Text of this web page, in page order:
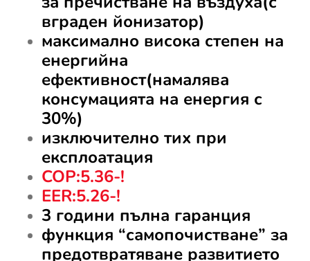
вграден йонизатор)
максимално висока степен на
енергийна
ефективност(намалява
консумацията на енергия с
30%)
изключително тих при
експлоатация
COP:5.36-!
EER:5.26-!
3 години пълна гаранция
функция “самопочистване” за
предотвратяване развитието